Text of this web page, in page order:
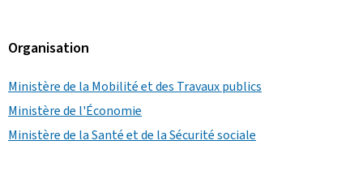
Organisation
Ministère de la Mobilité et des Travaux publics
Ministère de l'Économie
Ministère de la Santé et de la Sécurité sociale